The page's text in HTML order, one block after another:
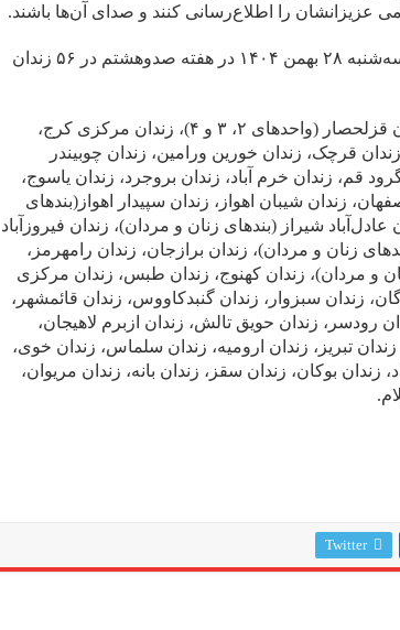
عزیزانشان را اطلاع‌رسانی کنند و صدای آن‌ها باشند.
کارزار‌ «سه‌شنبه‌های نه به اعدام» روز سه‌شنبه ۲۸ بهمن ۱۴۰۴ در هفته صدوهشتم در ۵۶ زندان
زندان اوین‌ (بندهای زنان و مردان)، زندان قزلحصار (واحدهای ۲، ۳ و ۴)، زندان مرکزی کرج،
قرچک، زندان خورین ورامین، زندان چوبیندر
قم، زندان خرم آباد، زندان بروجرد، زندان یاسوج،
زندان شیبان اهواز، زندان سپیدار اهواز(بندهای
شیراز (بندهای زنان و مردان)، زندان فیروزآباد
زنان و مردان)، زندان برازجان، زندان رامهرمز،
و مردان)، زندان کهنوج، زندان طبس، زندان مرکزی
زندان سبزوار، زندان گنبدکاووس، زندان قائمشهر،
رودسر، زندان حویق تالش، زندان ازبرم لاهیجان،
زندان تبریز، زندان ارومیه، زندان سلماس، زندان خوی،
زندان بوکان، زندان سقز، زندان بانه، زندان مریوان،
Twitter